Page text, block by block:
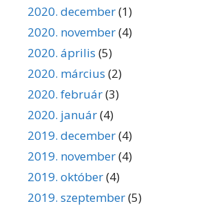
2020. december(1)
2020. november(4)
2020. április (5)
2020. március (2)
2020. február(3)
2020. január(4)
2019. december(4)
2019. november(4)
2019. október(4)
2019. szeptember(5)